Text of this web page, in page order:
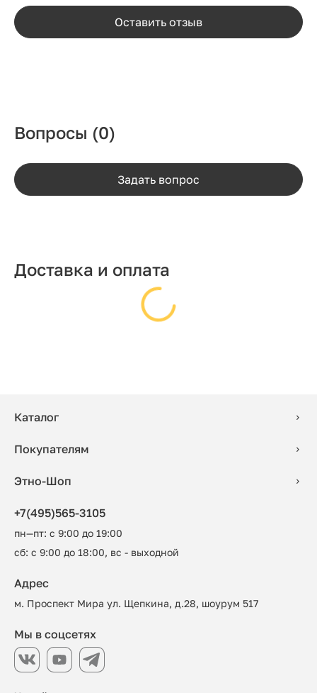
Оставить отзыв
Вопросы (0)
Задать вопрос
Доставка и оплата
Каталог
Покупателям
Этно-Шоп
+7(495)565-3105
пн—пт: с 9:00 до 19:00
сб: с 9:00 до 18:00, вс - выходной
Адрес
м. Проспект Мира ул. Щепкина, д.28, шоурум 517
Мы в соцсетях